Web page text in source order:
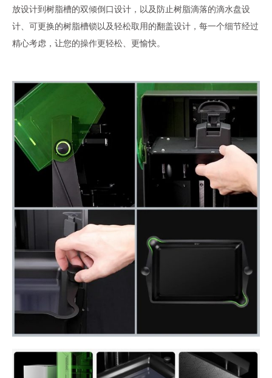
放设计到树脂槽的双倾倒口设计，以及防止树脂滴落的滴水盘设
计、可更换的树脂槽锁以及轻松取用的翻盖设计，每一个细节经过
精心考虑，让您的操作更轻松、更愉快。